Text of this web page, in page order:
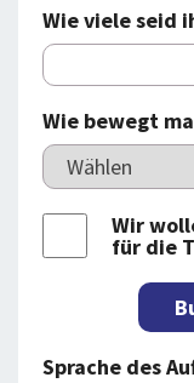
Wie viele seid
Wie bewegt
Wir
für die
Sprache des